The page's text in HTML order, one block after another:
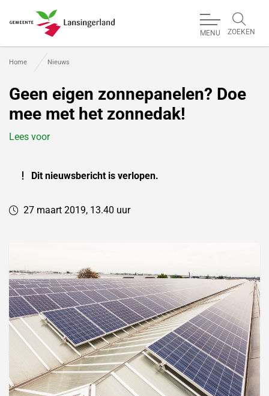
MENU ZOEKEN
Home Nieuws
Geen eigen zonnepanelen? Doe
mee met het zonnedak!
Lees voor
Dit nieuwsbericht is verlopen.
27 maart 2019, 13.40 uur